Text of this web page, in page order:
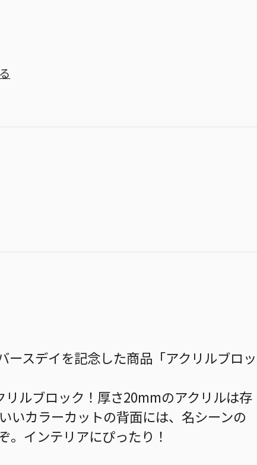
ースデイを記念した商品「アクリルブロッ
リルブロック！厚さ20mmのアクリルは存
いカラーカットの背面には、名シーンの
。インテリアにぴったり！